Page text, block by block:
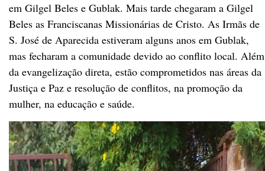
em Gilgel Beles e Gublak. Mais tarde chegaram a Gilgel
Beles as Franciscanas Missionárias de Cristo. As Irmãs de
S. José de Aparecida estiveram alguns anos em Gublak,
mas fecharam a comunidade devido ao conflito local. Além
da evangelização direta, estão comprometidos nas áreas da
Justiça e Paz e resolução de conflitos, na promoção da
mulher, na educação e saúde.